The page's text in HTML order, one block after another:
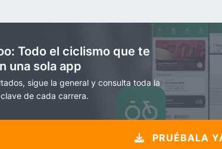
Todo el ciclismo que te
una sola app
sigue la general y consulta toda la
de cada carrera.
PRUÉBALA